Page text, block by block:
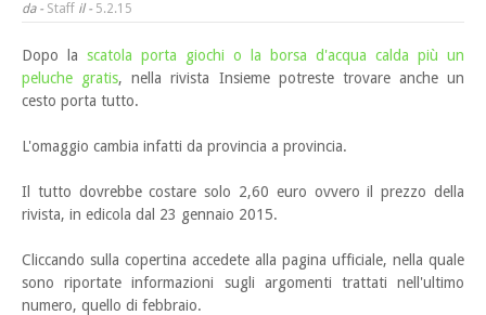
da - Staff il - 5.2.15
Dopo la scatola porta giochi o la borsa d'acqua calda più un
peluche gratis, nella rivista Insiemepotreste trovare anche un
cesto porta tutto.
L'omaggio cambia infatti da provincia a provincia.
Il tutto dovrebbe costare solo 2,60 euro ovvero il prezzo della
rivista, in edicola dal 23 gennaio 2015.
Cliccando sulla copertina accedete alla pagina ufficiale, nella quale
sono riportate informazioni sugli argomenti trattati nell'ultimo
numero, quello di febbraio.